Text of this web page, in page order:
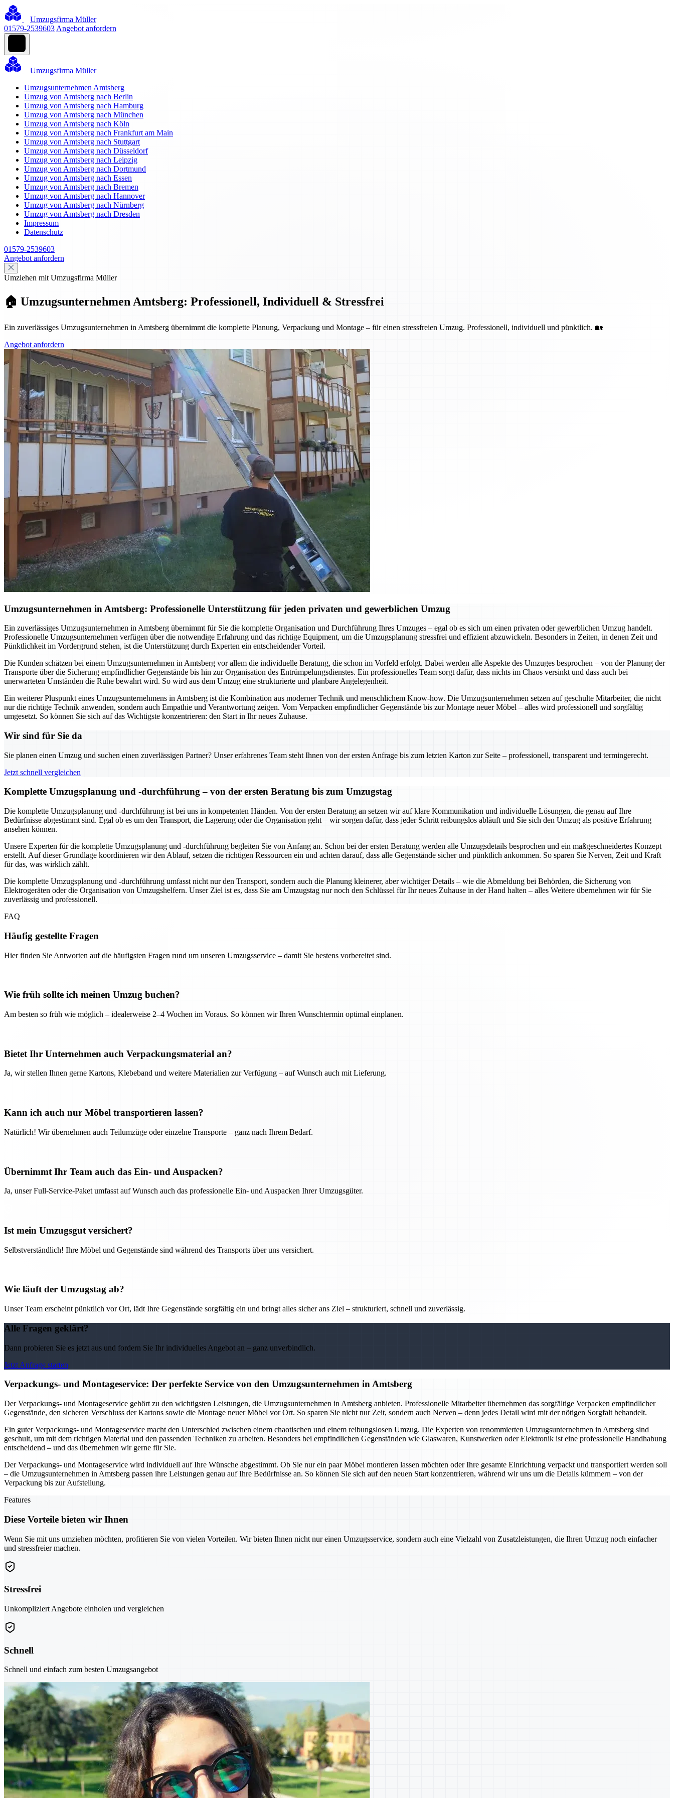
Umzugsfirma Müller
01579-2539603 Angebot anfordern
Umzugsfirma Müller
Umzugsunternehmen Amtsberg
Umzug von Amtsberg nach Berlin
Umzug von Amtsberg nach Hamburg
Umzug von Amtsberg nach München
Umzug von Amtsberg nach Köln
Umzug von Amtsberg nach Frankfurt am Main
Umzug von Amtsberg nach Stuttgart
Umzug von Amtsberg nach Düsseldorf
Umzug von Amtsberg nach Leipzig
Umzug von Amtsberg nach Dortmund
Umzug von Amtsberg nach Essen
Umzug von Amtsberg nach Bremen
Umzug von Amtsberg nach Hannover
Umzug von Amtsberg nach Nürnberg
Umzug von Amtsberg nach Dresden
Impressum
Datenschutz
01579-2539603
Angebot anfordern
Umziehen mit Umzugsfirma Müller
🏠 Umzugsunternehmen Amtsberg: Professionell, Individuell & Stressfrei
Ein zuverlässiges Umzugsunternehmen in Amtsberg übernimmt die komplette Planung, Verpackung und Montage – für einen stressfreien Umzug. Professionell, individuell und pünktlich. 🏡
Angebot anfordern
Umzugsunternehmen in Amtsberg: Professionelle Unterstützung für jeden privaten und gewerblichen Umzug
Ein zuverlässiges Umzugsunternehmen in Amtsberg übernimmt für Sie die komplette Organisation und Durchführung Ihres Umzuges – egal ob es sich um einen privaten oder gewerblichen Umzug handelt.
Professionelle Umzugsunternehmen verfügen über die notwendige Erfahrung und das richtige Equipment, um die Umzugsplanung stressfrei und effizient abzuwickeln. Besonders in Zeiten, in denen Zeit und
Pünktlichkeit im Vordergrund stehen, ist die Unterstützung durch Experten ein entscheidender Vorteil.
Die Kunden schätzen bei einem Umzugsunternehmen in Amtsberg vor allem die individuelle Beratung, die schon im Vorfeld erfolgt. Dabei werden alle Aspekte des Umzuges besprochen – von der Planung der
Transporte über die Sicherung empfindlicher Gegenstände bis hin zur Organisation des Entrümpelungsdienstes. Ein professionelles Team sorgt dafür, dass nichts im Chaos versinkt und dass auch bei
unerwarteten Umständen die Ruhe bewahrt wird. So wird aus dem Umzug eine strukturierte und planbare Angelegenheit.
Ein weiterer Pluspunkt eines Umzugsunternehmens in Amtsberg ist die Kombination aus moderner Technik und menschlichem Know-how. Die Umzugsunternehmen setzen auf geschulte Mitarbeiter, die nicht
nur die richtige Technik anwenden, sondern auch Empathie und Verantwortung zeigen. Vom Verpacken empfindlicher Gegenstände bis zur Montage neuer Möbel – alles wird professionell und sorgfältig
umgesetzt. So können Sie sich auf das Wichtigste konzentrieren: den Start in Ihr neues Zuhause.
Wir sind für Sie da
Sie planen einen Umzug und suchen einen zuverlässigen Partner? Unser erfahrenes Team steht Ihnen von der ersten Anfrage bis zum letzten Karton zur Seite – professionell, transparent und termingerecht.
Jetzt schnell vergleichen
Komplette Umzugsplanung und -durchführung – von der ersten Beratung bis zum Umzugstag
Die komplette Umzugsplanung und -durchführung ist bei uns in kompetenten Händen. Von der ersten Beratung an setzen wir auf klare Kommunikation und individuelle Lösungen, die genau auf Ihre
Bedürfnisse abgestimmt sind. Egal ob es um den Transport, die Lagerung oder die Organisation geht – wir sorgen dafür, dass jeder Schritt reibungslos abläuft und Sie sich den Umzug als positive Erfahrung
ansehen können.
Unsere Experten für die komplette Umzugsplanung und -durchführung begleiten Sie von Anfang an. Schon bei der ersten Beratung werden alle Umzugsdetails besprochen und ein maßgeschneidertes Konzept
erstellt. Auf dieser Grundlage koordinieren wir den Ablauf, setzen die richtigen Ressourcen ein und achten darauf, dass alle Gegenstände sicher und pünktlich ankommen. So sparen Sie Nerven, Zeit und Kraft
für das, was wirklich zählt.
Die komplette Umzugsplanung und -durchführung umfasst nicht nur den Transport, sondern auch die Planung kleinerer, aber wichtiger Details – wie die Abmeldung bei Behörden, die Sicherung von
Elektrogeräten oder die Organisation von Umzugshelfern. Unser Ziel ist es, dass Sie am Umzugstag nur noch den Schlüssel für Ihr neues Zuhause in der Hand halten – alles Weitere übernehmen wir für Sie
zuverlässig und professionell.
FAQ
Häufig gestellte Fragen
Hier finden Sie Antworten auf die häufigsten Fragen rund um unseren Umzugsservice – damit Sie bestens vorbereitet sind.
Wie früh sollte ich meinen Umzug buchen?
Am besten so früh wie möglich – idealerweise 2–4 Wochen im Voraus. So können wir Ihren Wunschtermin optimal einplanen.
Bietet Ihr Unternehmen auch Verpackungsmaterial an?
Ja, wir stellen Ihnen gerne Kartons, Klebeband und weitere Materialien zur Verfügung – auf Wunsch auch mit Lieferung.
Kann ich auch nur Möbel transportieren lassen?
Natürlich! Wir übernehmen auch Teilumzüge oder einzelne Transporte – ganz nach Ihrem Bedarf.
Übernimmt Ihr Team auch das Ein- und Auspacken?
Ja, unser Full-Service-Paket umfasst auf Wunsch auch das professionelle Ein- und Auspacken Ihrer Umzugsgüter.
Ist mein Umzugsgut versichert?
Selbstverständlich! Ihre Möbel und Gegenstände sind während des Transports über uns versichert.
Wie läuft der Umzugstag ab?
Unser Team erscheint pünktlich vor Ort, lädt Ihre Gegenstände sorgfältig ein und bringt alles sicher ans Ziel – strukturiert, schnell und zuverlässig.
Alle Fragen geklärt?
Dann probieren Sie es jetzt aus und fordern Sie Ihr individuelles Angebot an – ganz unverbindlich.
Jetzt Anfrage starten
Verpackungs- und Montageservice: Der perfekte Service von den Umzugsunternehmen in Amtsberg
Der Verpackungs- und Montageservice gehört zu den wichtigsten Leistungen, die Umzugsunternehmen in Amtsberg anbieten. Professionelle Mitarbeiter übernehmen das sorgfältige Verpacken empfindlicher
Gegenstände, den sicheren Verschluss der Kartons sowie die Montage neuer Möbel vor Ort. So sparen Sie nicht nur Zeit, sondern auch Nerven – denn jedes Detail wird mit der nötigen Sorgfalt behandelt.
Ein guter Verpackungs- und Montageservice macht den Unterschied zwischen einem chaotischen und einem reibungslosen Umzug. Die Experten von renommierten Umzugsunternehmen in Amtsberg sind
geschult, um mit dem richtigen Material und den passenden Techniken zu arbeiten. Besonders bei empfindlichen Gegenständen wie Glaswaren, Kunstwerken oder Elektronik ist eine professionelle Handhabung
entscheidend – und das übernehmen wir gerne für Sie.
Der Verpackungs- und Montageservice wird individuell auf Ihre Wünsche abgestimmt. Ob Sie nur ein paar Möbel montieren lassen möchten oder Ihre gesamte Einrichtung verpackt und transportiert werden soll
– die Umzugsunternehmen in Amtsberg passen ihre Leistungen genau auf Ihre Bedürfnisse an. So können Sie sich auf den neuen Start konzentrieren, während wir uns um die Details kümmern – von der
Verpackung bis zur Aufstellung.
Features
Diese Vorteile bieten wir Ihnen
Wenn Sie mit uns umziehen möchten, profitieren Sie von vielen Vorteilen. Wir bieten Ihnen nicht nur einen Umzugsservice, sondern auch eine Vielzahl von Zusatzleistungen, die Ihren Umzug noch einfacher
und stressfreier machen.
Stressfrei
Unkompliziert Angebote einholen und vergleichen
Schnell
Schnell und einfach zum besten Umzugsangebot